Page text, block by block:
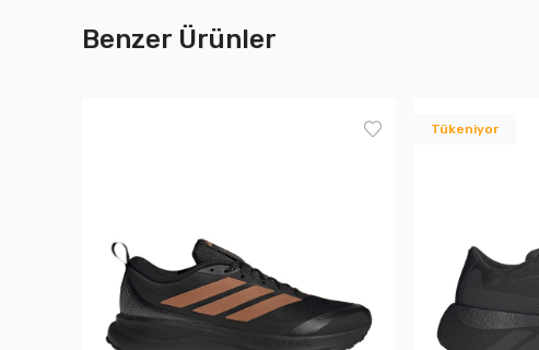
Benzer Ürünler
Tükeniyor